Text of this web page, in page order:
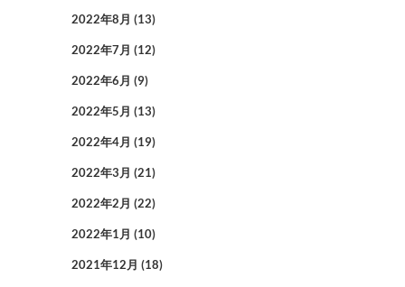
2022年8月 (13)
2022年7月 (12)
2022年6月 (9)
2022年5月 (13)
2022年4月 (19)
2022年3月 (21)
2022年2月 (22)
2022年1月 (10)
2021年12月 (18)